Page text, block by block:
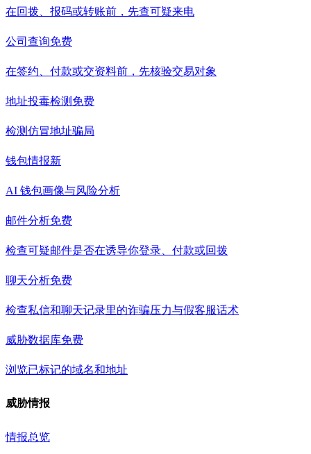
在回拨、报码或转账前，先查可疑来电
公司查询免费
在签约、付款或交资料前，先核验交易对象
地址投毒检测 免费
检测仿冒地址骗局
钱包情报新
AI 钱包画像与风险分析
邮件分析免费
检查可疑邮件是否在诱导你登录、付款或回拨
聊天分析免费
检查私信和聊天记录里的诈骗压力与假客服话术
威胁数据库免费
浏览已标记的域名和地址
威胁情报
情报总览